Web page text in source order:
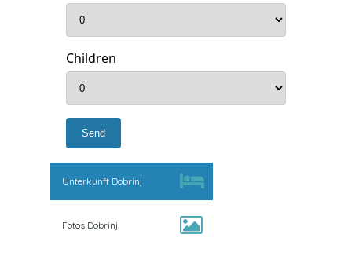
Children
Unterkunft Dobrinj
Fotos Dobrinj